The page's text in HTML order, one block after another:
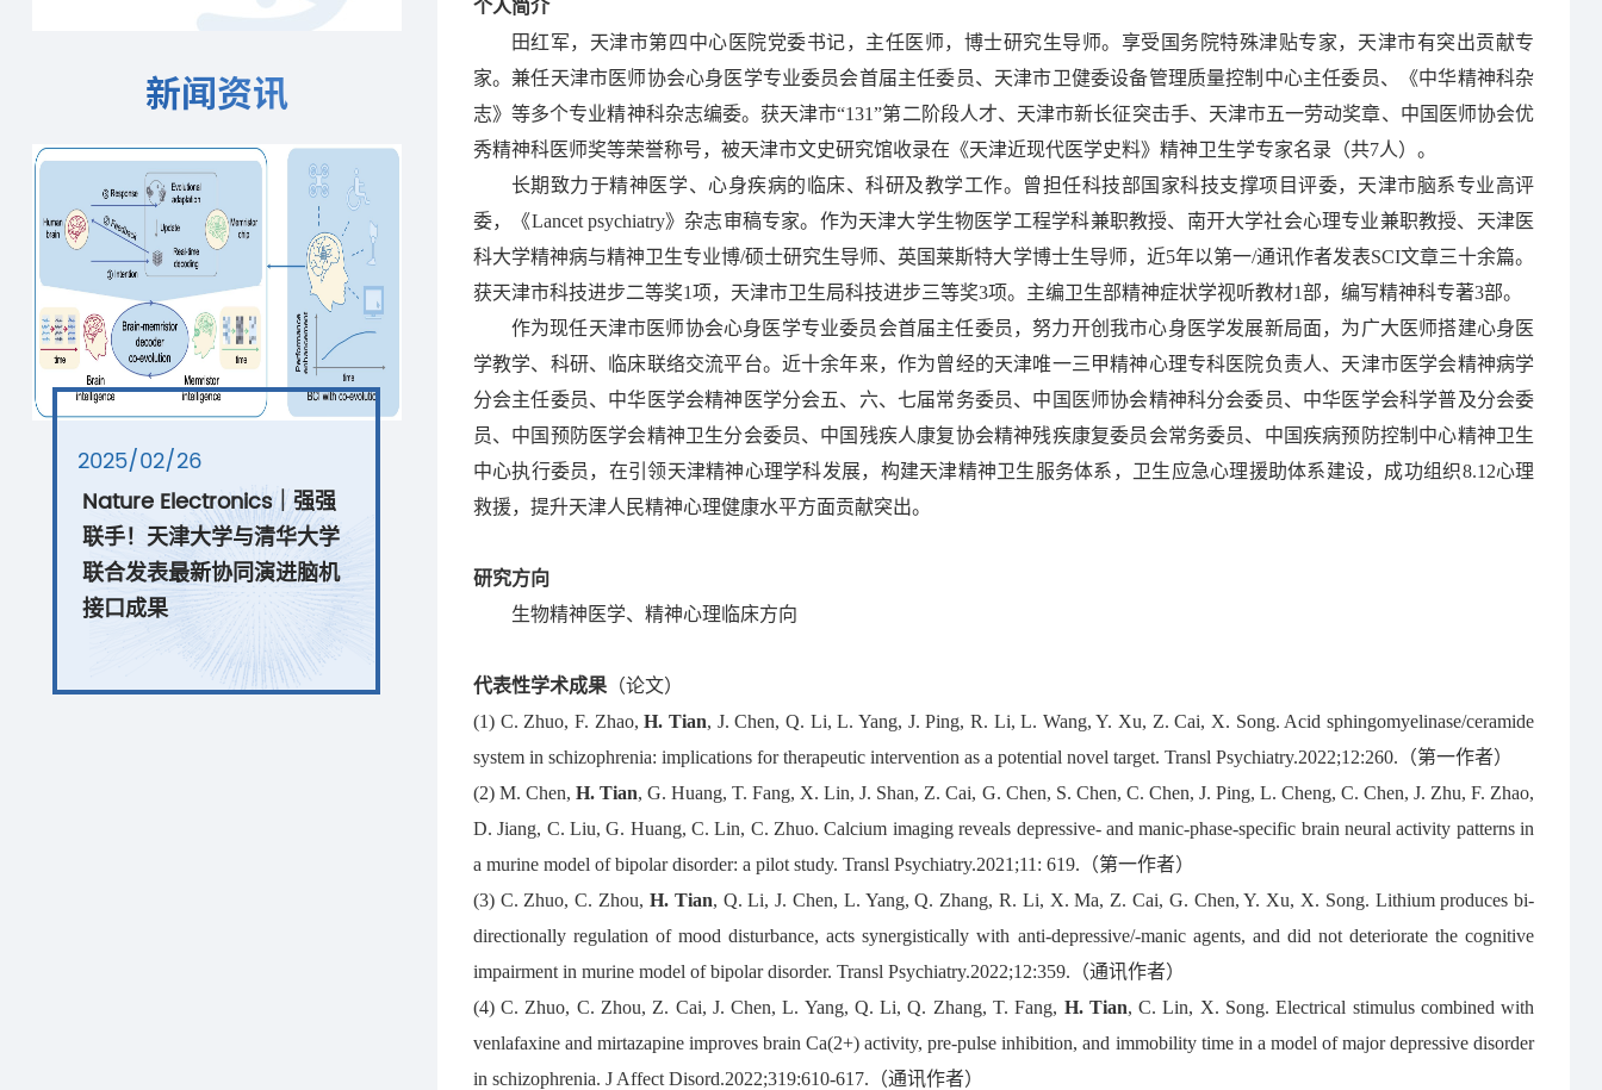
个人简介
田红军，天津市第四中心医院党委书记，主任医师，博士研究生导师。享受国务院特殊津贴专家，天津市有突出贡献专
家。兼任天津市医师协会心身医学专业委员会首届主任委员、天津市卫健委设备管理质量控制中心主任委员、《中华精神科杂
志》等多个专业精神科杂志编委。获天津市“131”第二阶段人才、天津市新长征突击手、天津市五一劳动奖章、中国医师协会优
秀精神科医师奖等荣誉称号，被天津市文史研究馆收录在《天津近现代医学史料》精神卫生学专家名录（共7人）。
长期致力于精神医学、心身疾病的临床、科研及教学工作。曾担任科技部国家科技支撑项目评委，天津市脑系专业高评
委，《Lancet psychiatry》杂志审稿专家。作为天津大学生物医学工程学科兼职教授、南开大学社会心理专业兼职教授、天津医
科大学精神病与精神卫生专业博/硕士研究生导师、英国莱斯特大学博士生导师，近5年以第一/通讯作者发表SCI文章三十余篇。
获天津市科技进步二等奖1项，天津市卫生局科技进步三等奖3项。主编卫生部精神症状学视听教材1部，编写精神科专著3部。
作为现任天津市医师协会心身医学专业委员会首届主任委员，努力开创我市心身医学发展新局面，为广大医师搭建心身医
学教学、科研、临床联络交流平台。近十余年来，作为曾经的天津唯一三甲精神心理专科医院负责人、天津市医学会精神病学
分会主任委员、中华医学会精神医学分会五、六、七届常务委员、中国医师协会精神科分会委员、中华医学会科学普及分会委
员、中国预防医学会精神卫生分会委员、中国残疾人康复协会精神残疾康复委员会常务委员、中国疾病预防控制中心精神卫生
中心执行委员，在引领天津精神心理学科发展，构建天津精神卫生服务体系，卫生应急心理援助体系建设，成功组织8.12心理
救援，提升天津人民精神心理健康水平方面贡献突出。
研究方向
生物精神医学、精神心理临床方向
代表性学术成果（论文）
(1) C. Zhuo, F. Zhao,H. Tian, J. Chen, Q. Li, L. Yang, J. Ping, R. Li, L. Wang, Y. Xu, Z. Cai, X. Song. Acid sphingomyelinase/ceramide
system in schizophrenia: implications for therapeutic intervention as a potential novel target. Transl Psychiatry.2022;12:260.（第一作者）
(2) M. Chen, H. Tian, G. Huang, T. Fang, X. Lin, J. Shan, Z. Cai, G. Chen, S. Chen, C. Chen, J. Ping, L. Cheng, C. Chen, J. Zhu, F. Zhao,
D. Jiang, C. Liu, G. Huang, C. Lin, C. Zhuo. Calcium imaging reveals depressive- and manic-phase-specific brain neural activity patterns in
a murine model of bipolar disorder: a pilot study. Transl Psychiatry.2021;11: 619.（第一作者）
(3) C. Zhuo, C. Zhou, H. Tian, Q. Li, J. Chen, L. Yang, Q. Zhang, R. Li, X. Ma, Z. Cai, G. Chen, Y. Xu, X. Song. Lithium produces bi-
directionally regulation of mood disturbance, acts synergistically with anti-depressive/-manic agents, and did not deteriorate the cognitive
impairment in murine model of bipolar disorder. Transl Psychiatry.2022;12:359.（通讯作者）
(4) C. Zhuo, C. Zhou, Z. Cai, J. Chen, L. Yang, Q. Li, Q. Zhang, T. Fang, H. Tian, C. Lin, X. Song. Electrical stimulus combined with
venlafaxine and mirtazapine improves brain Ca(2+) activity, pre-pulse inhibition, and immobility time in a model of major depressive disorder
in schizophrenia. J Affect Disord.2022;319:610-617.（通讯作者）
新闻资讯
2025/02/26
Nature Electronics｜强强
联手！天津大学与清华大学
联合发表最新协同演进脑机
接口成果